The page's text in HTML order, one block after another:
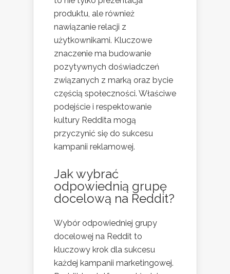
produktu, ale również
nawiązanie relacji z
użytkownikami. Kluczowe
znaczenie ma budowanie
pozytywnych doświadczeń
związanych z marką oraz bycie
częścią społeczności. Właściwe
podejście i respektowanie
kultury Reddita mogą
przyczynić się do sukcesu
kampanii reklamowej.
Jak wybrać
odpowiednią grupę
docelową na Reddit?
Wybór odpowiedniej grupy
docelowej na Reddit to
kluczowy krok dla sukcesu
każdej kampanii marketingowej.